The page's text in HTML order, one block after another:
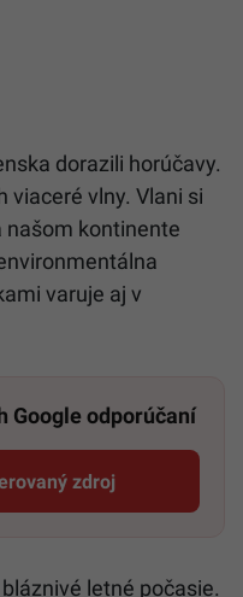
dorazili horúčavy.
viaceré vlny. Vlani si
našom kontinente
varuje aj v
Google odporúčaní
zdroj
odkaz sa otvorí v
letné počasie.